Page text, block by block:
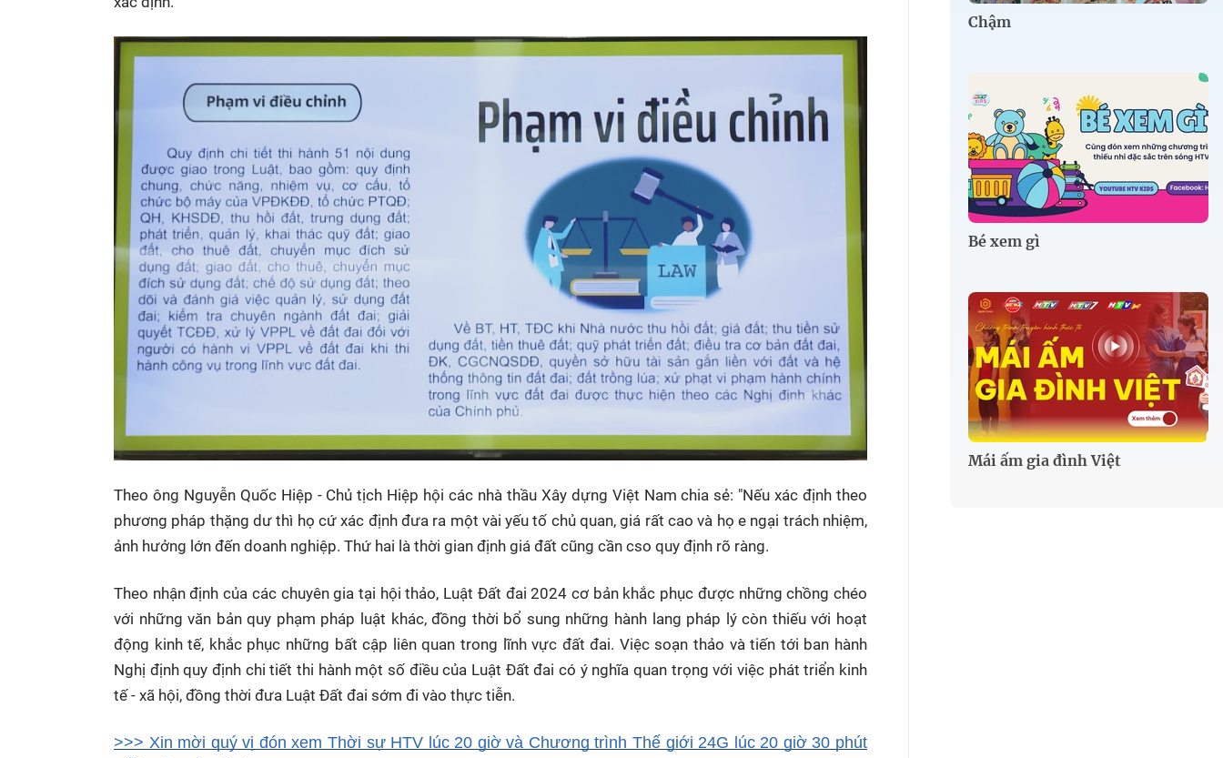
Theo ông Nguyễn Quốc Hiệp - Chủ tịch Hiệp hội các nhà thầu Xây dựng Việt Nam chia sẻ: "Nếu xác định theo
phương pháp thặng dư thì họ cứ xác định đưa ra một vài yếu tố chủ quan, giá rất cao và họ e ngại trách nhiệm,
ảnh hưởng lớn đến doanh nghiệp. Thứ hai là thời gian định giá đất cũng cần cso quy định rõ ràng.
Theo nhận định của các chuyên gia tại hội thảo, Luật Đất đai 2024 cơ bản khắc phục được những chồng chéo
với những văn bản quy phạm pháp luật khác, đồng thời bổ sung những hành lang pháp lý còn thiếu với hoạt
động kinh tế, khắc phục những bất cập liên quan trong lĩnh vực đất đai. Việc soạn thảo và tiến tới ban hành
Nghị định quy định chi tiết thi hành một số điều của Luật Đất đai có ý nghĩa quan trọng với việc phát triển kinh
tế - xã hội, đồng thời đưa Luật Đất đai sớm đi vào thực tiễn.
>>> Xin mời quý vị đón xem Thời sự HTV lúc 20 giờ và Chương trình Thế giới 24G lúc 20 giờ 30 phút
Chậm
Bé xem gì
Mái ấm gia đình Việt